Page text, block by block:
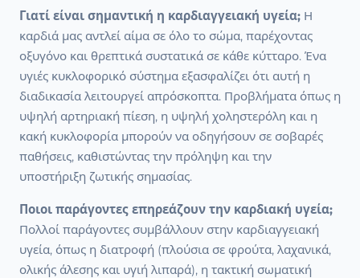
Γιατί είναι σημαντική η καρδιαγγειακή υγεία; Η
καρδιά μας αντλεί αίμα σε όλο το σώμα, παρέχοντας
οξυγόνο και θρεπτικά συστατικά σε κάθε κύτταρο. Ένα
υγιές κυκλοφορικό σύστημα εξασφαλίζει ότι αυτή η
διαδικασία λειτουργεί απρόσκοπτα. Προβλήματα όπως η
υψηλή αρτηριακή πίεση, η υψηλή χοληστερόλη και η
κακή κυκλοφορία μπορούν να οδηγήσουν σε σοβαρές
παθήσεις, καθιστώντας την πρόληψη και την
υποστήριξη ζωτικής σημασίας.
Ποιοι παράγοντες επηρεάζουν την καρδιακή υγεία;
Πολλοί παράγοντες συμβάλλουν στην καρδιαγγειακή
υγεία, όπως η διατροφή (πλούσια σε φρούτα, λαχανικά,
ολικής άλεσης και υγιή λιπαρά), η τακτική σωματική